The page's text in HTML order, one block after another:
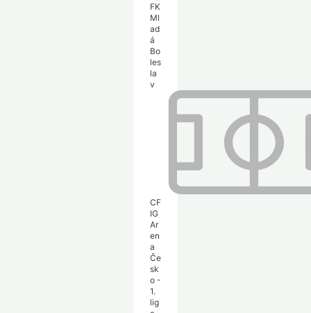
FK
Ml
ad
á
Bo
les
la
v
CF
IG
Ar
en
a
Če
sk
o -
1.
lig